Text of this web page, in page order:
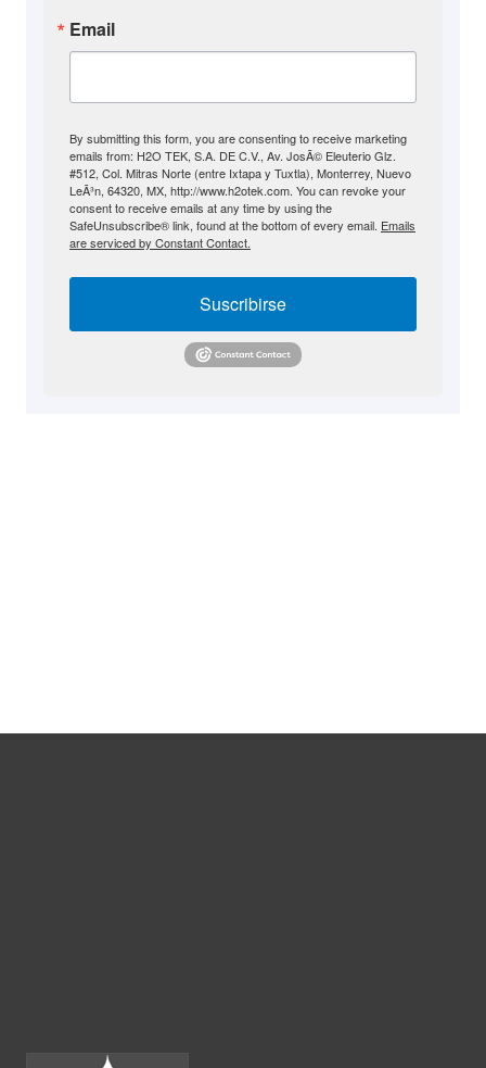
Email
By submitting this form, you are consenting to receive marketing
emails from: H2O TEK, S.A. DE C.V., Av. JosÃ© Eleuterio Glz.
#512, Col. Mitras Norte (entre Ixtapa y Tuxtla), Monterrey, Nuevo
LeÃ³n, 64320, MX, http://www.h2otek.com. You can revoke your
consent to receive emails at any time by using the
SafeUnsubscribe® link, found at the bottom of every email. Emails
are serviced by Constant Contact.
Suscribirse